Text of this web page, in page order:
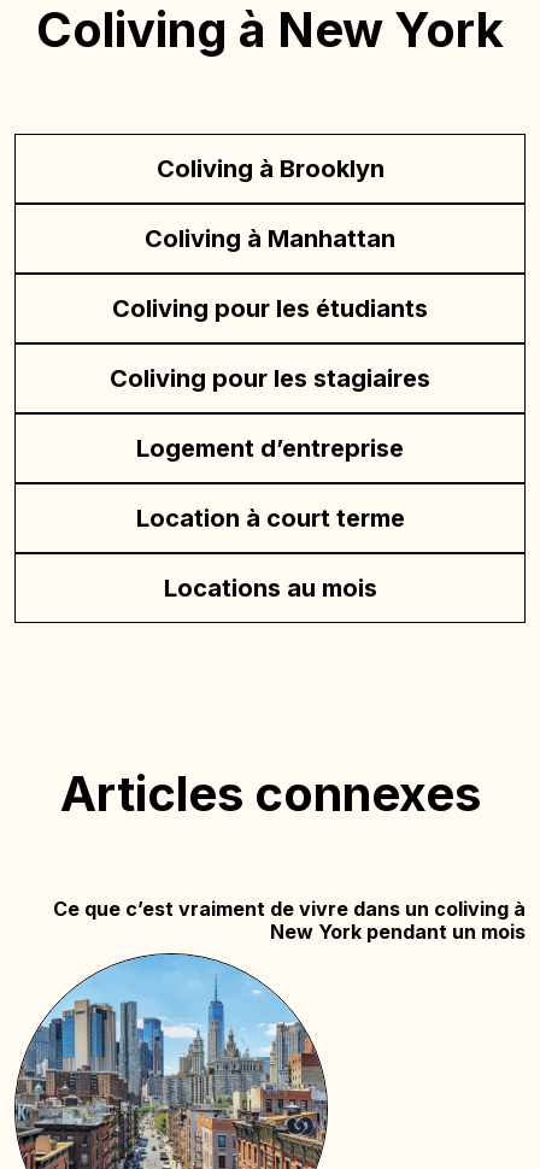
Coliving à New York
Coliving à Brooklyn
Coliving à Manhattan
Coliving pour les étudiants
Coliving pour les stagiaires
Logement d’entreprise
Location à court terme
Locations au mois
Articles connexes
Ce que c’est vraiment de vivre dans un coliving à
New York pendant un mois